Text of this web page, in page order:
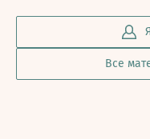
Все